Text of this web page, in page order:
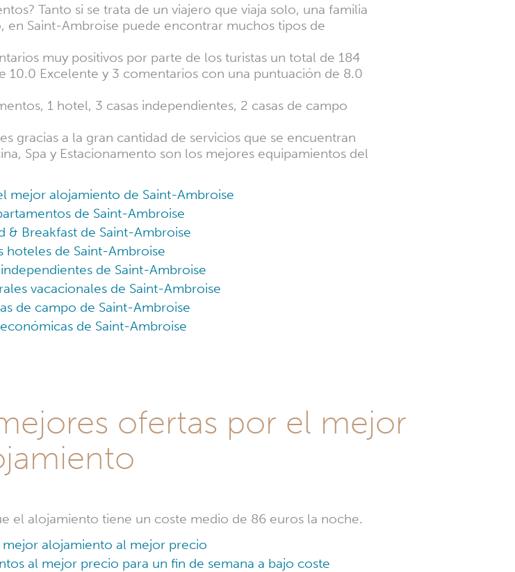
Tanto si se trata de un viajero que viaja solo, una familia
Saint-Ambroise puede encontrar muchos tipos de
muy positivos por parte de los turistas un total de 184
10.0 Excelente y 3 comentarios con una puntuación de 8.0
1 hotel, 3 casas independientes, 2 casas de campo
gracias a la gran cantidad de servicios que se encuentran
Spa y Estacionamento son los mejores equipamientos del
mejor alojamiento de Saint-Ambroise
de Saint-Ambroise
& Breakfast de Saint-Ambroise
hoteles de Saint-Ambroise
de Saint-Ambroise
vacacionales de Saint-Ambroise
de campo de Saint-Ambroise
de Saint-Ambroise
ofertas por el mejor
el alojamiento tiene un coste medio de 86 euros la noche.
mejor alojamiento al mejor precio
al mejor precio para un fin de semana a bajo coste